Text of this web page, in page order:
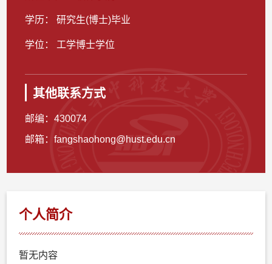
学历： 研究生(博士)毕业
学位： 工学博士学位
其他联系方式
邮编：430074
邮箱：fangshaohong@hust.edu.cn
个人简介
暂无内容